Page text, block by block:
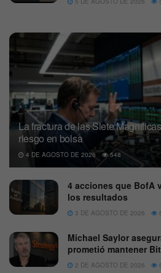
La fractura de las Siete
riesgo en bolsa
4 DE AGOSTO DE 2026 548
4 acciones que BofA
los resultados
3 DE AGOSTO DE 2026
Michael Saylor
prometió mantener
2 DE AGOSTO DE 2026